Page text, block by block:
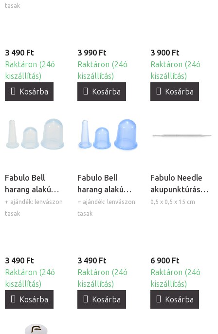
készlet - lila, 3db
tasak
3 490 Ft
Raktáron (24ó
kiszállítás)
Kosárba
3 990 Ft
Raktáron (24ó
kiszállítás)
Kosárba
3 900 Ft
Raktáron (24ó
kiszállítás)
Kosárba
Fabulo Bell
harang alakú
szilikon köpöly
készlet -
+ ajándék: lenvászon
tasak
3 490 Ft
Raktáron (24ó
kiszállítás)
Kosárba
Fabulo Bell
harang alakú
szilikon köpöly
készlet - kék,
+ ajándék: lenvászon
tasak
3 490 Ft
Raktáron (24ó
kiszállítás)
Kosárba
Fabulo Needle
akupunktúrás
toll
0,5 x 0,5 x 15 cm
6 900 Ft
Raktáron (24ó
kiszállítás)
Kosárba